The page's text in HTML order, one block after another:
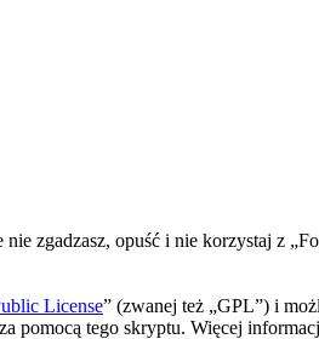
zgadzasz, opuść i nie korzystaj z
License” (zwanej też „GPL”) i
pomocą tego skryptu. Więcej